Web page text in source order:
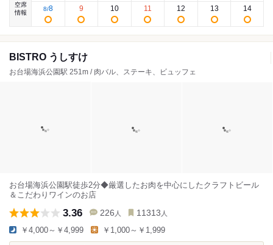
空席
情報
8/8 9 10 11 12 13 14
BISTRO うしすけ
お台場海浜公園駅 251m / 肉バル、ステーキ、ビュッフェ
お台場海浜公園駅徒歩2分◆厳選したお肉を中心にしたクラフトビール
＆こだわりワインのお店
3.36 226 人 11313 人
￥4,000～￥4,999 ￥1,000～￥1,999